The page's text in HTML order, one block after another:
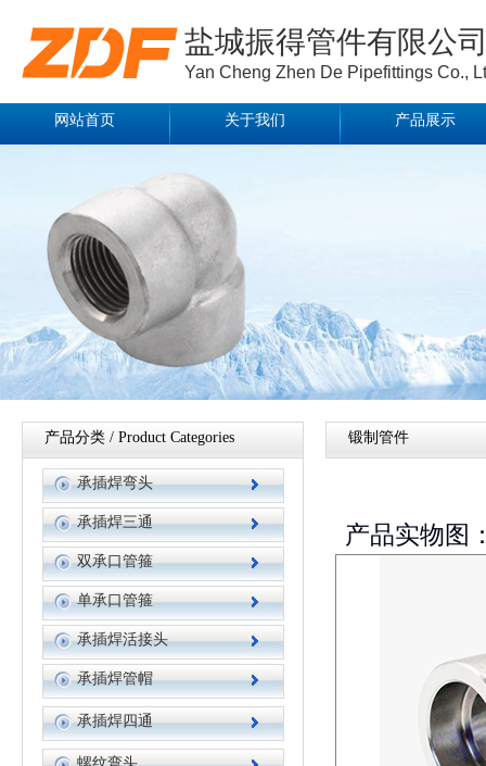
盐城振得管件有限公
Yan Cheng Zhen De Pipefittings Co.,
网站首页 关于我们 产品展示
产品分类 / Product Categories
承插焊弯头
承插焊三通
双承口管箍
单承口管箍
承插焊活接头
承插焊管帽
承插焊四通
锻制管件
产品实物图